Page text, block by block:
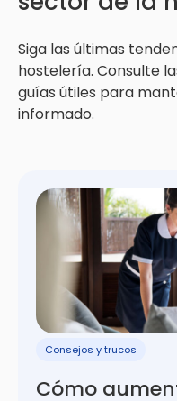
Siga las últimas
hostelería. Consulte
guías útiles para
informado.
Consejos y trucos
Cómo